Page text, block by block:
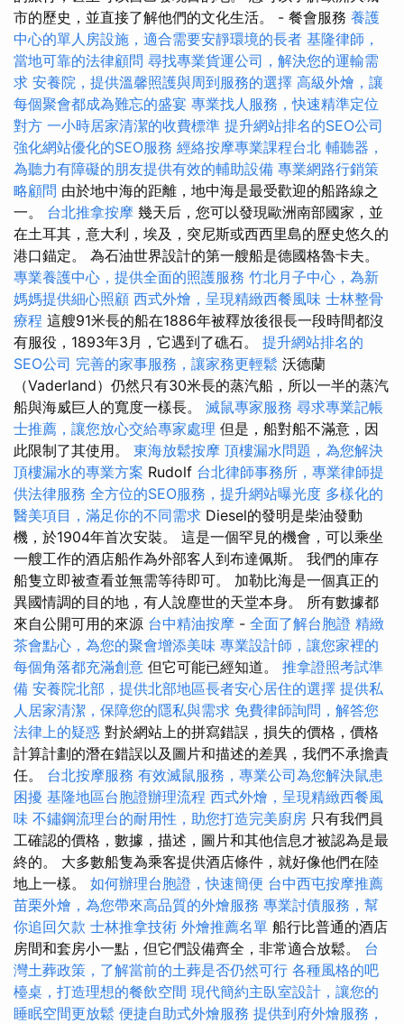
市的歷史，並直接了解他們的文化生活。 - 餐會服務 養護
中心的單人房設施，適合需要安靜環境的長者 基隆律師，
當地可靠的法律顧問 尋找專業貨運公司，解決您的運輸需
求 安養院，提供溫馨照護與周到服務的選擇 高級外燴，讓
每個聚會都成為難忘的盛宴 專業找人服務，快速精準定位
對方 一小時居家清潔的收費標準 提升網站排名的SEO公司
強化網站優化的SEO服務 經絡按摩專業課程台北 輔聽器，
為聽力有障礙的朋友提供有效的輔助設備 專業網路行銷策
略顧問 由於地中海的距離，地中海是最受歡迎的船路線之
一。 台北推拿按摩 幾天后，您可以發現歐洲南部國家，並
在土耳其，意大利，埃及，突尼斯或西西里島的歷史悠久的
港口錨定。 為石油世界設計的第一艘船是德國格魯卡夫。
專業養護中心，提供全面的照護服務 竹北月子中心，為新
媽媽提供細心照顧 西式外燴，呈現精緻西餐風味 士林整骨
療程 這艘91米長的船在1886年被釋放後很長一段時間都沒
有服役，1893年3月，它遇到了礁石。 提升網站排名的
SEO公司 完善的家事服務，讓家務更輕鬆 沃德蘭
（Vaderland）仍然只有30米長的蒸汽船，所以一半的蒸汽
船與海威巨人的寬度一樣長。 滅鼠專家服務 尋求專業記帳
士推薦，讓您放心交給專家處理 但是，船對船不滿意，因
此限制了其使用。 東海放鬆按摩 頂樓漏水問題，為您解決
頂樓漏水的專業方案 Rudolf 台北律師事務所，專業律師提
供法律服務 全方位的SEO服務，提升網站曝光度 多樣化的
醫美項目，滿足你的不同需求 Diesel的發明是柴油發動
機，於1904年首次安裝。 這是一個罕見的機會，可以乘坐
一艘工作的酒店船作為外部客人到布達佩斯。 我們的庫存
船隻立即被查看並無需等待即可。 加勒比海是一個真正的
異國情調的目的地，有人說塵世的天堂本身。 所有數據都
來自公開可用的來源 台中精油按摩 - 全面了解台胞證 精緻
茶會點心，為您的聚會增添美味 專業設計師，讓您家裡的
每個角落都充滿創意 但它可能已經知道。 推拿證照考試準
備 安養院北部，提供北部地區長者安心居住的選擇 提供私
人居家清潔，保障您的隱私與需求 免費律師詢問，解答您
法律上的疑惑 對於網站上的拼寫錯誤，損失的價格，價格
計算計劃的潛在錯誤以及圖片和描述的差異，我們不承擔責
任。 台北按摩服務 有效滅鼠服務，專業公司為您解決鼠患
困擾 基隆地區台胞證辦理流程 西式外燴，呈現精緻西餐風
味 不鏽鋼流理台的耐用性，助您打造完美廚房 只有我們員
工確認的價格，數據，描述，圖片和其他信息才被認為是最
終的。 大多數船隻為乘客提供酒店條件，就好像他們在陸
地上一樣。 如何辦理台胞證，快速簡便 台中西屯按摩推薦
苗栗外燴，為您帶來高品質的外燴服務 專業討債服務，幫
你追回欠款 士林推拿技術 外燴推薦名單 船行比普通的酒店
房間和套房小一點，但它們設備齊全，非常適合放鬆。 台
灣土葬政策，了解當前的土葬是否仍然可行 各種風格的吧
檯桌，打造理想的餐飲空間 現代簡約主臥室設計，讓您的
睡眠空間更放鬆 便捷自助式外燴服務 提供到府外燴服務，